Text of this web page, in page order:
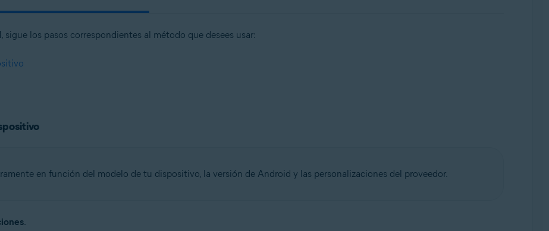
los pasos correspondientes al método que desees usar:
en función del modelo de tu dispositivo, la versión de Android y las personalizaciones del proveedor.
.